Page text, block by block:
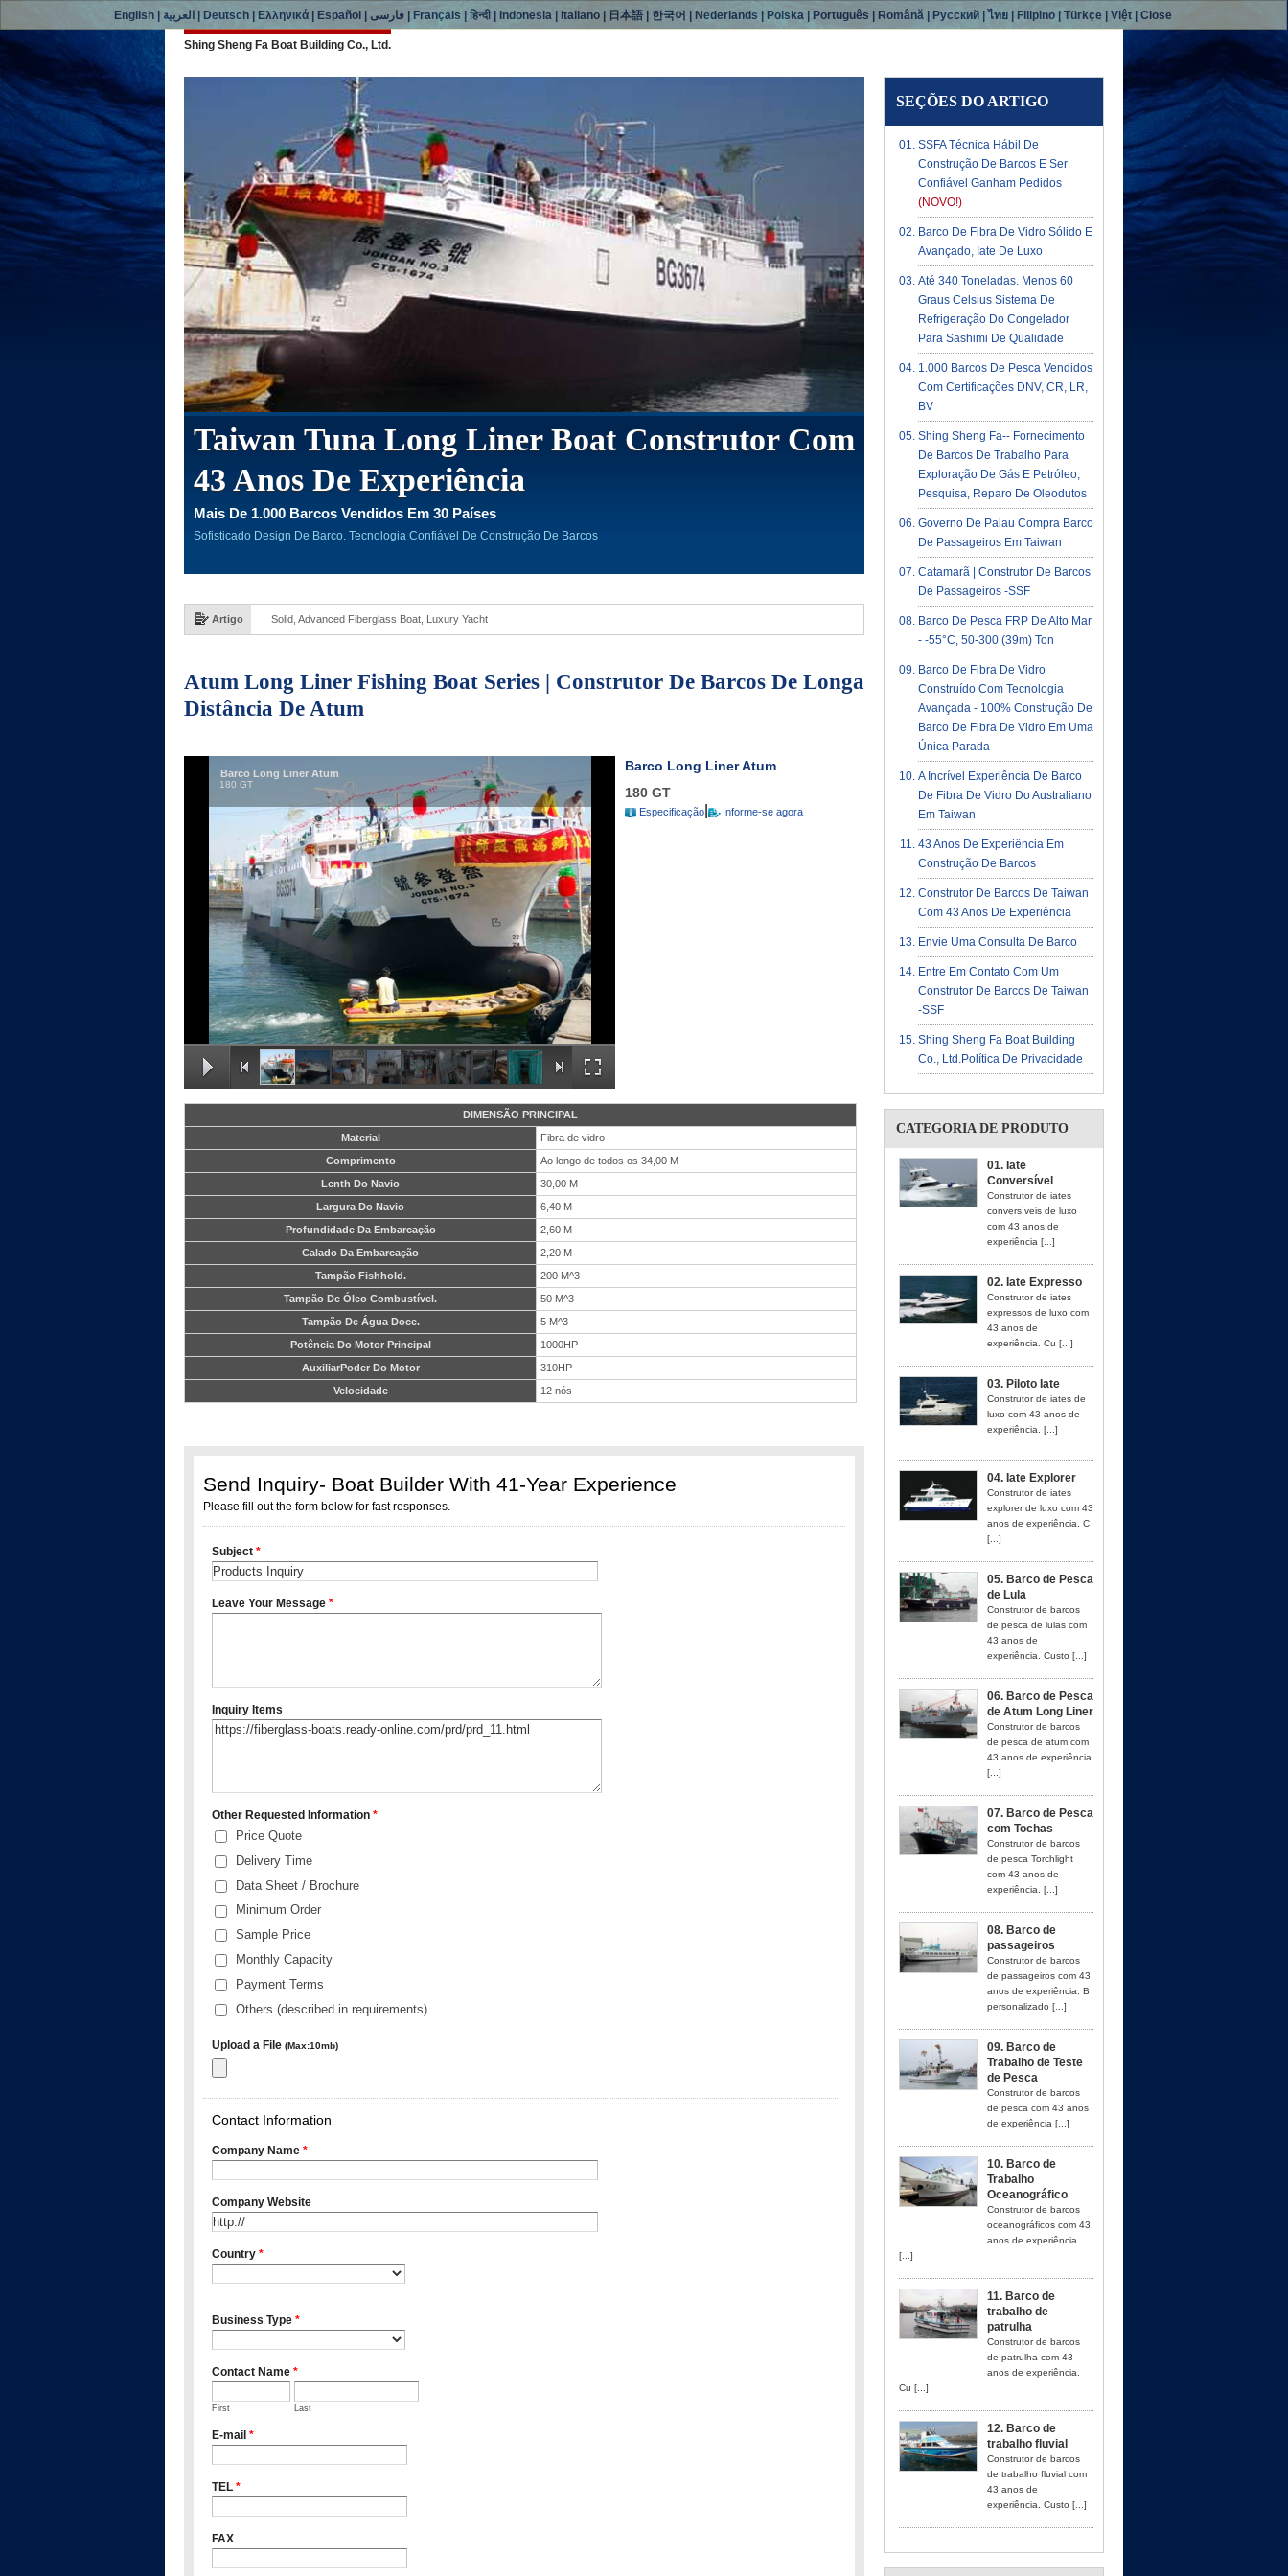
Shing Sheng Fa Boat Building Co., Ltd.
Taiwan Tuna Long Liner Boat Construtor Com
43 Anos De Experiência
Mais De 1.000 Barcos Vendidos Em 30 Países
Sofisticado Design De Barco. Tecnologia Confiável De Construção De Barcos
Artigo Solid, Advanced Fiberglass Boat, Luxury Yacht
Atum Long Liner Fishing Boat Series | Construtor De Barcos De Longa
Distância De Atum
Barco Long Liner Atum
180 GT
Barco Long Liner Atum
180 GT
Especificação Informe-se agora
DIMENSÃO PRINCIPAL
Material
Fibra de vidro
Comprimento
Ao longo de todos os 34,00 M
Lenth Do Navio
30,00 M
Largura Do Navio
6,40 M
Profundidade Da Embarcação
2,60 M
Calado Da Embarcação
2,20 M
Tampão Fishhold.
200 M^3
Tampão De Óleo Combustível.
50 M^3
Tampão De Água Doce.
5 M^3
Potência Do Motor Principal
1000HP
AuxiliarPoder Do Motor
310HP
Velocidade
12 nós
SEÇÕES DO ARTIGO
SSFA Técnica Hábil De
Construção De Barcos E Ser
Confiável Ganham Pedidos
(NOVO!)
Barco De Fibra De Vidro Sólido E
Avançado, Iate De Luxo
Até 340 Toneladas. Menos 60
Graus Celsius Sistema De
Refrigeração Do Congelador
Para Sashimi De Qualidade
1.000 Barcos De Pesca Vendidos
Com Certificações DNV, CR, LR,
BV
Shing Sheng Fa-- Fornecimento
De Barcos De Trabalho Para
Exploração De Gás E Petróleo,
Pesquisa, Reparo De Oleodutos
Governo De Palau Compra Barco
De Passageiros Em Taiwan
Catamarã | Construtor De Barcos
De Passageiros -SSF
Barco De Pesca FRP De Alto Mar
- -55°C, 50-300 (39m) Ton
Barco De Fibra De Vidro
Construído Com Tecnologia
Avançada - 100% Construção De
Barco De Fibra De Vidro Em Uma
Única Parada
A Incrível Experiência De Barco
De Fibra De Vidro Do Australiano
Em Taiwan
43 Anos De Experiência Em
Construção De Barcos
Construtor De Barcos De Taiwan
Com 43 Anos De Experiência
Envie Uma Consulta De Barco
Entre Em Contato Com Um
Construtor De Barcos De Taiwan
-SSF
Shing Sheng Fa Boat Building
Co., Ltd.política De Privacidade
CATEGORIA DE PRODUTO
01. Iate
Conversível
Construtor de iates
conversíveis de luxo
com 43 anos de
experiência [...]
02. Iate Expresso
Construtor de iates
expressos de luxo com
43 anos de
experiência. Cu [...]
03. Piloto Iate
Construtor de iates de
luxo com 43 anos de
experiência. [...]
04. Iate Explorer
Construtor de iates
explorer de luxo com 43
anos de experiência. C
[...]
05. Barco de Pesca
de Lula
Construtor de barcos
de pesca de lulas com
43 anos de
experiência. Custo [...]
06. Barco de Pesca
de Atum Long Liner
Construtor de barcos
de pesca de atum com
43 anos de experiência
[...]
07. Barco de Pesca
com Tochas
Construtor de barcos
de pesca Torchlight
com 43 anos de
experiência. [...]
08. Barco de
passageiros
Construtor de barcos
de passageiros com 43
anos de experiência. B
personalizado [...]
09. Barco de
Trabalho de Teste
de Pesca
Construtor de barcos
de pesca com 43 anos
de experiência [...]
10. Barco de
Trabalho
Oceanográfico
Construtor de barcos
oceanográficos com 43
anos de experiência
[...]
11. Barco de
trabalho de
patrulha
Construtor de barcos
de patrulha com 43
anos de experiência.
Cu [...]
12. Barco de
trabalho fluvial
Construtor de barcos
de trabalho fluvial com
43 anos de
experiência. Custo [...]
English العربية Deutsch Ελληνικά Español |فارسی Français |हिन्दी| Indonesia Italiano 日本語 한국어 Nederlands Polska Português Română Русский |ไทย Filipino |Türkçe |Việt |Close